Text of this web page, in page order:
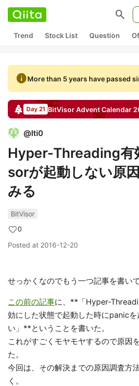
search
Trend Stock List Question
infoMore than 5 years have passed
Day 21 BitVisorAdvent Calendar
@lti0
Hyper-Threading有
sorが起動しない原
みる
BitVisor
0
Posted at 2016-12-20
せっかくなのでもう一つ記事を書いて
この前の記事に、**「Hyper-
効にした状態で起動した時にpanic
い」**ということを書いた。
これがすごくモヤモヤするので原因
た。
今回は、その解決までの原因調査方
く。